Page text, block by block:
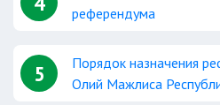
референдума
5
Порядок назначения
Олий Мажлиса